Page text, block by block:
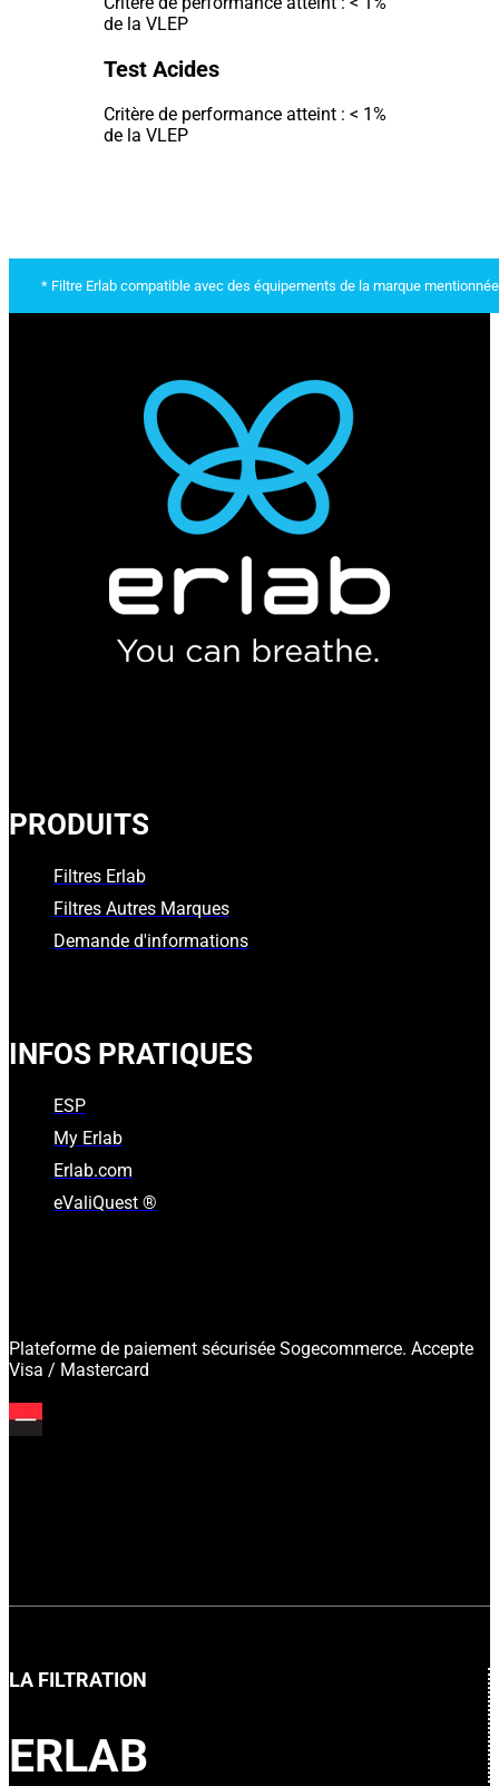
de la VLEP
Test Acides
Critère de performance atteint : < 1%
de la VLEP
* Filtre Erlab compatible avec des équipements de la marque
PRODUITS
Filtres Erlab
Filtres Autres Marques
Demande d'informations
INFOS PRATIQUES
ESP
My Erlab
Erlab.com
eValiQuest ®
Plateforme de paiement sécurisée Sogecommerce. Accepte
Visa / Mastercard
LA FILTRATION
ERLAB